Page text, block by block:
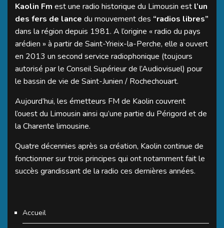
Kaolin Fm est une radio historique du Limousin est l’un
des fers de lance du mouvement des “radios libres”
dans la région depuis 1981. A l’origine « radio du pays
arédien » à partir de Saint-Yrieix-la-Perche, elle a ouvert
en 2013 un second service radiophonique (toujours
autorisé par le Conseil Supérieur de l’Audiovisuel) pour
le bassin de vie de Saint-Junien / Rochechouart.
Aujourd’hui, les émetteurs FM de Kaolin couvrent
l’ouest du Limousin ainsi qu’une partie du Périgord et de
la Charente limousine.
Quatre décennies après sa création, Kaolin continue de
fonctionner sur trois principes qui ont notamment fait le
succès grandissant de la radio ces dernières années.
Accueil